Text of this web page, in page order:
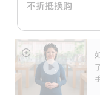
划：
不折抵换购
展